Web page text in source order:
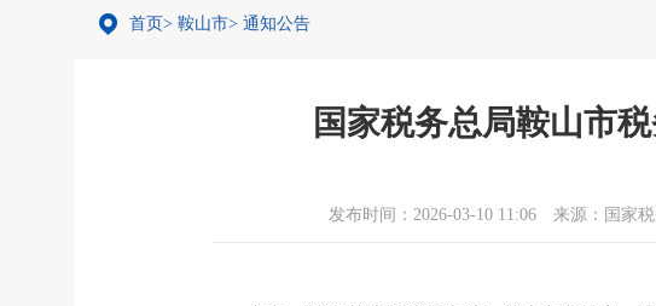
首页> 鞍山市> 通知公告
国家税务总局鞍山市
发布时间：2026-03-10 11:06 来源： 国家